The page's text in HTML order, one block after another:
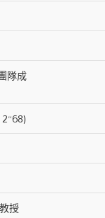
隊成
授